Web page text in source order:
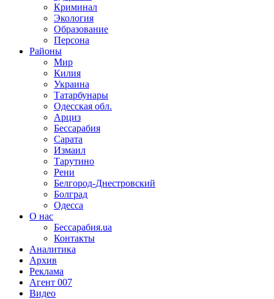
Криминал
Экология
Образование
Персона
Районы
Мир
Килия
Украина
Татарбунары
Одесская обл.
Арциз
Бессарабия
Сарата
Измаил
Тарутино
Рени
Белгород-Днестровский
Болград
Одесса
О нас
Бессарабия.ua
Контакты
Аналитика
Архив
Реклама
Агент 007
Видео